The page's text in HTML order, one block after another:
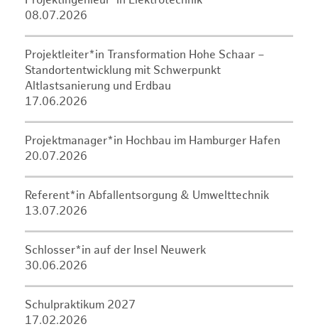
08.07.2026
Projektleiter*in Transformation Hohe Schaar –
Standortentwicklung mit Schwerpunkt
Altlastsanierung und Erdbau
17.06.2026
Projektmanager*in Hochbau im Hamburger Hafen
20.07.2026
Referent*in Abfallentsorgung & Umwelttechnik
13.07.2026
Schlosser*in auf der Insel Neuwerk
30.06.2026
Schulpraktikum 2027
17.02.2026